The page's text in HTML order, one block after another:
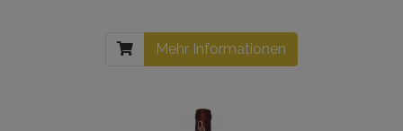
Mehr Informationen